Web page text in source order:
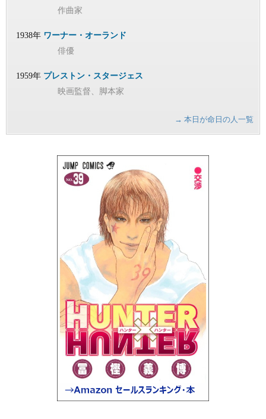
作曲家
1938年 ワーナー・オーランド
俳優
1959年 プレストン・スタージェス
映画監督、脚本家
→ 本日が命日の人一覧